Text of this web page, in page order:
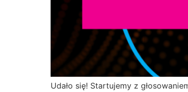
Udało się! Startujemy z